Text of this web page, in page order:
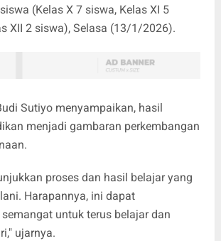
(Kelas X 7 siswa, Kelas XI 5
XII 2 siswa), Selasa (13/1/2026).
Sutiyo menyampaikan, hasil
menjadi gambaran perkembangan
proses dan hasil belajar yang
Harapannya, ini dapat
untuk terus belajar dan
ujarnya.